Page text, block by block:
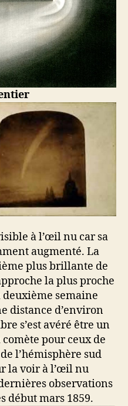
à l’œil nu car sa
augmenté. La
plus brillante de
la plus proche
deuxième semaine
distance d’environ
s’est avéré être un
pour ceux de
l’hémisphère sud
la voir à l’œil nu
observations
début mars 1859.